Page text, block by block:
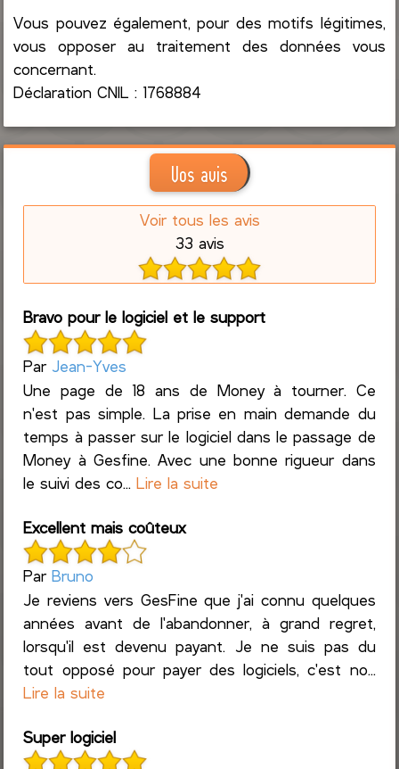
Vous pouvez également, pour des motifs légitimes,
vous opposer au traitement des données vous
concernant.
Déclaration CNIL : 1768884
Vos avis
Voir tous les avis
33 avis
Bravo pour le logiciel et le support
Par Jean-Yves
Une page de 18 ans de Money à tourner. Ce
n'est pas simple. La prise en main demande du
temps à passer sur le logiciel dans le passage de
Money à Gesfine. Avec une bonne rigueur dans
le suivi des co...Lire la suite
Excellent mais coûteux
ParBruno
Je reviens vers GesFine que j'ai connu quelques
années avant de l'abandonner, à grand regret,
lorsqu'il est devenu payant. Je ne suis pas du
tout opposé pour payer des logiciels, c'est no...
Lire la suite
Super logiciel